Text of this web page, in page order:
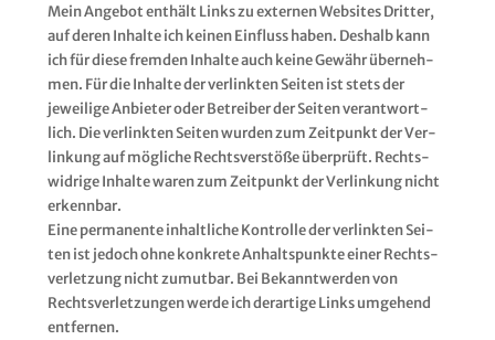
Mein Ange­bot ent­hält Links zu exter­nen Web­sites Drit­ter,
auf deren Inhal­te ich kei­nen Ein­fluss haben. Des­halb kann
ich für die­se frem­den Inhal­te auch kei­ne Gewähr über­neh­
men. Für die Inhal­te der ver­link­ten Sei­ten ist stets der
jewei­li­ge Anbie­ter oder Betrei­ber der Sei­ten ver­ant­wort­
lich. Die ver­link­ten Sei­ten wur­den zum Zeit­punkt der Ver­
lin­kung auf mög­li­che Rechts­ver­stö­ße über­prüft. Rechts­
wid­ri­ge Inhal­te waren zum Zeit­punkt der Ver­lin­kung nicht
erkenn­bar.
Eine per­ma­nen­te inhalt­li­che Kon­trol­le der ver­link­ten Sei­
ten ist jedoch ohne kon­kre­te Anhalts­punk­te einer Rechts­
ver­let­zung nicht zumut­bar. Bei Bekannt­wer­den von
Rechts­ver­let­zun­gen wer­de ich der­ar­ti­ge Links umge­hend
ent­fer­nen.